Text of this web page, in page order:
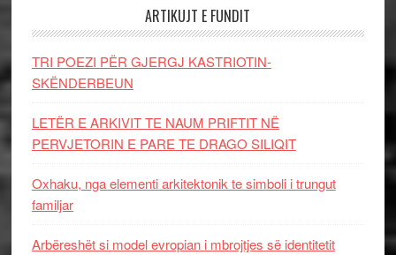
ARTIKUJT E FUNDIT
TRI POEZI PËR GJERGJ KASTRIOTIN-
SKËNDERBEUN
LETËR E ARKIVIT TE NAUM PRIFTIT NË
PERVJETORIN E PARE TE DRAGO SILIQIT
Oxhaku, nga elementi arkitektonik te simboli i trungut
familjar
Arbëreshët si model evropian i mbrojtjes së identitetit